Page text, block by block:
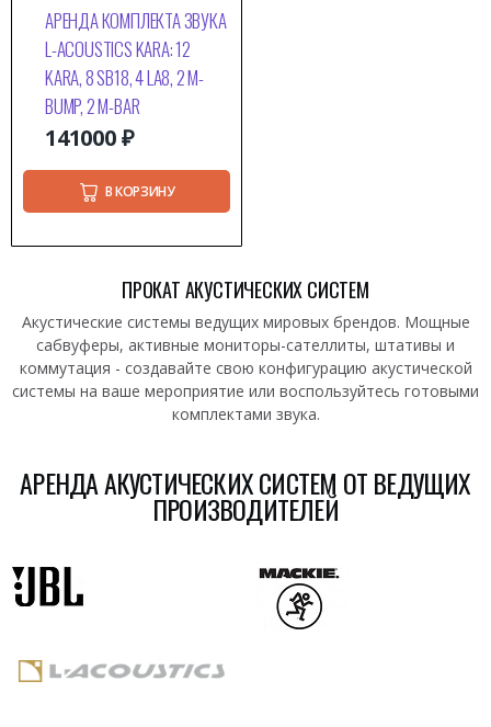
АРЕНДА КОМПЛЕКТА ЗВУКА
L-ACOUSTICS KARA: 12
KARA, 8 SB18, 4 LA8, 2 M-
BUMP, 2 M-BAR
141000₽
В КОРЗИНУ
ПРОКАТ АКУСТИЧЕСКИХ СИСТЕМ
Акустические системы ведущих мировых брендов. Мощные
сабвуферы, активные мониторы-сателлиты, штативы и
коммутация - создавайте свою конфигурацию акустической
системы на ваше мероприятие или воспользуйтесь готовыми
комплектами звука.
АРЕНДА АКУСТИЧЕСКИХ СИСТЕМ ОТ ВЕДУЩИХ
ПРОИЗВОДИТЕЛЕЙ